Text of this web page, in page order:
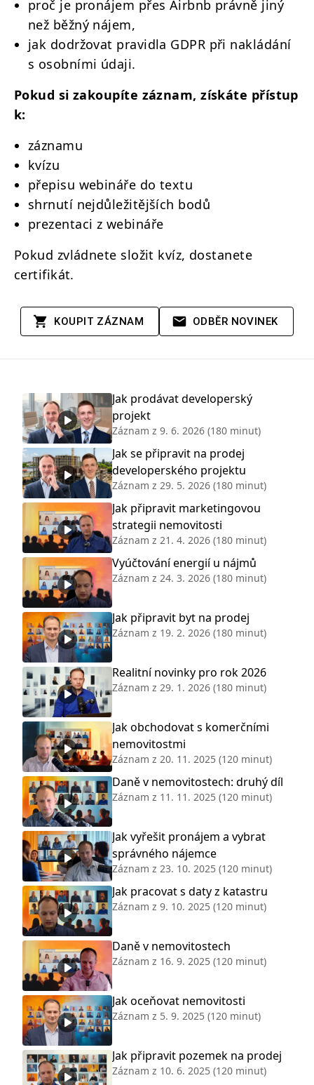
proč je pronájem přes Airbnb právně jiný
než běžný nájem,
jak dodržovat pravidla GDPR při nakládání
s osobními údaji.
Pokud si zakoupíte záznam, získáte přístup
k:
záznamu
kvízu
přepisu webináře do textu
shrnutí nejdůležitějších bodů
prezentaci z webináře
Pokud zvládnete složit kvíz, dostanete
certifikát.
KOUPIT ZÁZNAM ODBĚR NOVINEK
Jak prodávat developerský
projekt
Záznam z 9. 6. 2026 (180 minut)
Jak se připravit na prodej
developerského projektu
Záznam z 29. 5. 2026 (180 minut)
Jak připravit marketingovou
strategii nemovitosti
Záznam z 21. 4. 2026 (180 minut)
Vyúčtování energií u nájmů
Záznam z 24. 3. 2026 (180 minut)
Jak připravit byt na prodej
Záznam z 19. 2. 2026 (180 minut)
Realitní novinky pro rok 2026
Záznam z 29. 1. 2026 (180 minut)
Jak obchodovat s komerčními
nemovitostmi
Záznam z 20. 11. 2025 (120 minut)
Daně v nemovitostech: druhý díl
Záznam z 11. 11. 2025 (120 minut)
Jak vyřešit pronájem a vybrat
správného nájemce
Záznam z 23. 10. 2025 (120 minut)
Jak pracovat s daty z katastru
Záznam z 9. 10. 2025 (120 minut)
Daně v nemovitostech
Záznam z 16. 9. 2025 (120 minut)
Jak oceňovat nemovitosti
Záznam z 5. 9. 2025 (120 minut)
Jak připravit pozemek na prodej
Záznam z 10. 6. 2025 (120 minut)